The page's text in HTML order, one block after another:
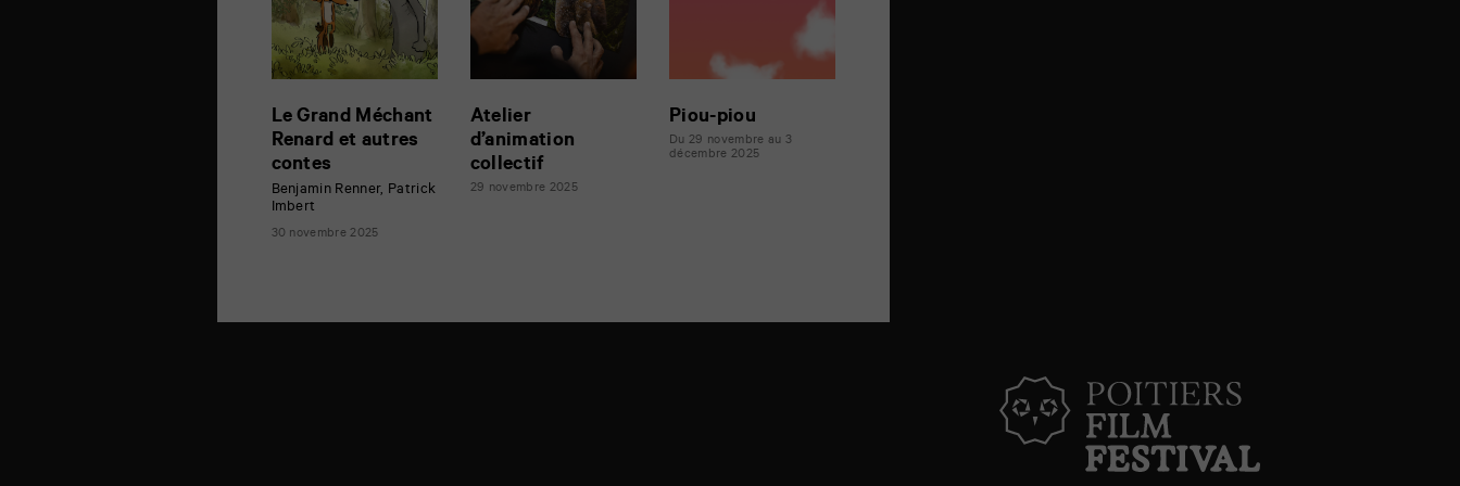
Le Grand Méchant
Renard et autres
contes
Benjamin Renner, Patrick
Imbert
30 novembre 2025
Atelier
d’animation
collectif
29 novembre 2025
Piou-piou
Du 29 novembre au 3
décembre 2025